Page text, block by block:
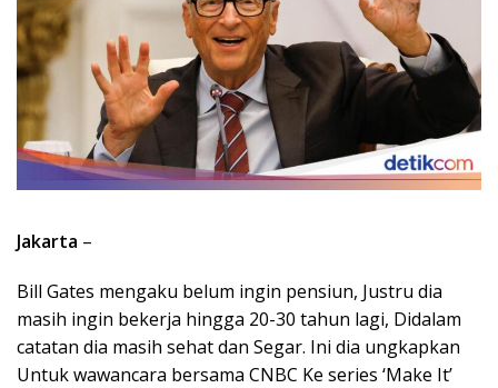
Jakarta –
Bill Gates mengaku belum ingin pensiun, Justru dia
masih ingin bekerja hingga 20-30 tahun lagi, Didalam
catatan dia masih sehat dan Segar. Ini dia ungkapkan
Untuk wawancara bersama CNBC Ke series ‘Make It’